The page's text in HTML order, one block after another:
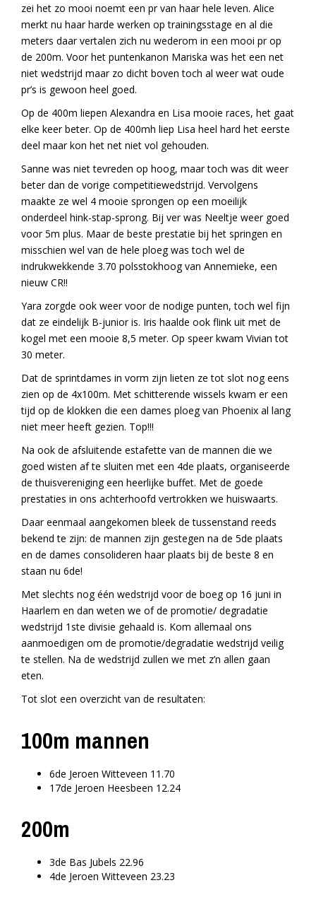
zei het zo mooi noemt een pr van haar hele leven. Alice
merkt nu haar harde werken op trainingsstage en al die
meters daar vertalen zich nu wederom in een mooi pr op
de 200m. Voor het puntenkanon Mariska was het een net
niet wedstrijd maar zo dicht boven toch al weer wat oude
pr’s is gewoon heel goed.
Op de 400m liepen Alexandra en Lisa mooie races, het gaat
elke keer beter. Op de 400mh liep Lisa heel hard het eerste
deel maar kon het net niet vol gehouden.
Sanne was niet tevreden op hoog, maar toch was dit weer
beter dan de vorige competitiewedstrijd. Vervolgens
maakte ze wel 4 mooie sprongen op een moeilijk
onderdeel hink-stap-sprong. Bij ver was Neeltje weer goed
voor 5m plus. Maar de beste prestatie bij het springen en
misschien wel van de hele ploeg was toch wel de
indrukwekkende 3.70 polsstokhoog van Annemieke, een
nieuw CR!!
Yara zorgde ook weer voor de nodige punten, toch wel fijn
dat ze eindelijk B-junior is. Iris haalde ook flink uit met de
kogel met een mooie 8,5 meter. Op speer kwam Vivian tot
30 meter.
Dat de sprintdames in vorm zijn lieten ze tot slot nog eens
zien op de 4x100m. Met schitterende wissels kwam er een
tijd op de klokken die een dames ploeg van Phoenix al lang
niet meer heeft gezien. Top!!!
Na ook de afsluitende estafette van de mannen die we
goed wisten af te sluiten met een 4de plaats, organiseerde
de thuisvereniging een heerlijke buffet. Met de goede
prestaties in ons achterhoofd vertrokken we huiswaarts.
Daar eenmaal aangekomen bleek de tussenstand reeds
bekend te zijn: de mannen zijn gestegen na de 5de plaats
en de dames consolideren haar plaats bij de beste 8 en
staan nu 6de!
Met slechts nog één wedstrijd voor de boeg op 16 juni in
Haarlem en dan weten we of de promotie/ degradatie
wedstrijd 1ste divisie gehaald is. Kom allemaal ons
aanmoedigen om de promotie/degradatie wedstrijd veilig
te stellen. Na de wedstrijd zullen we met z’n allen gaan
eten.
Tot slot een overzicht van de resultaten:
100m mannen
6de Jeroen Witteveen 11.70
17de Jeroen Heesbeen 12.24
200m
3de Bas Jubels 22.96
4de Jeroen Witteveen 23.23